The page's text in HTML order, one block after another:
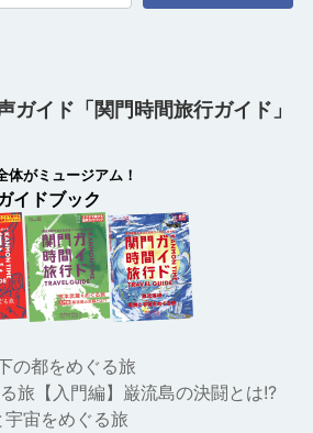
ガイド「関門時間旅行ガイド」
体がミュージアム！
イドブック
の都をめぐる旅
旅【入門編】巌流島の決闘とは!?
宙をめぐる旅